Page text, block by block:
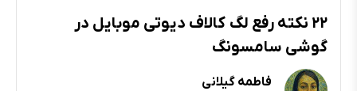
۲۲ نکته رفع لگ کالاف دیوتی موبایل در
گوشی سامسونگ
فاطمه گیلانی